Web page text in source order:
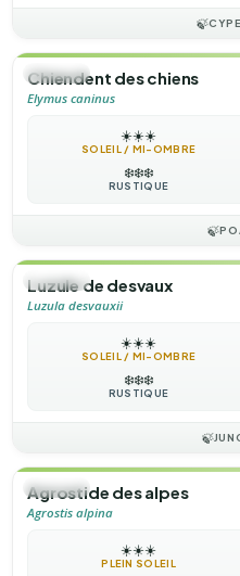
🍃
🌿HERBE
Chiendent des chiens
Elymus caninus
☀️☀️☀️
SOLEIL / MI-OMBRE
❄️❄️❄️
RUSTIQUE
🍃
🌿HERBE
Luzule de desvaux
Luzula desvauxii
☀️☀️☀️
SOLEIL / MI-OMBRE
❄️❄️❄️
RUSTIQUE
🍃
🌿HERBE
Agrostide des alpes
Agrostis alpina
☀️☀️☀️
PLEIN SOLEIL